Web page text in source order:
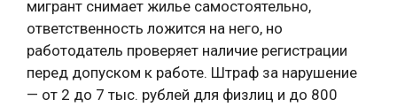
мигрант снимает жилье самостоятельно,
ответственность ложится на него, но
работодатель проверяет наличие регистрации
перед допуском к работе. Штраф за нарушение
— от 2 до 7 тыс. рублей для физлиц и до 800